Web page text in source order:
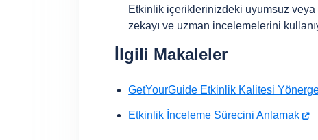
Etkinlik içeriklerinizdeki uyumsuz
zekayı ve uzman incelemelerini
İlgili Makaleler
GetYourGuide Etkinlik Kalitesi
Etkinlik İnceleme Sürecini Anlamak